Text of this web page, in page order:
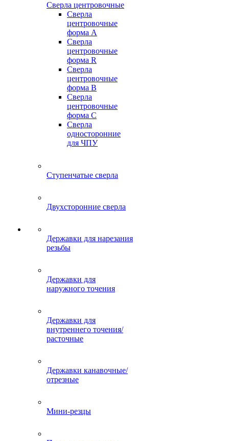
Сверла центровочные
Сверла
центровочные
форма A
Сверла
центровочные
форма R
Сверла
центровочные
форма B
Сверла
центровочные
форма C
Сверла
односторонние
для ЧПУ
Ступенчатые сверла
Двухсторонние сверла
Державки для нарезания
резьбы
Державки для
наружного точения
Державки для
внутреннего точения/
расточные
Державки канавочные/
отрезные
Мини-резцы